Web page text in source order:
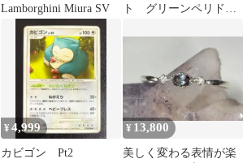
Lamborghini Miura SV
ト グリーンペリドッ
サイズ
¥4,999
カビゴン Pt2
¥ 13,800
美しく変わる表情が楽